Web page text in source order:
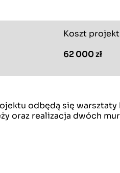
Koszt
62 000 zł
odbędą się
oraz realizacja dwóch